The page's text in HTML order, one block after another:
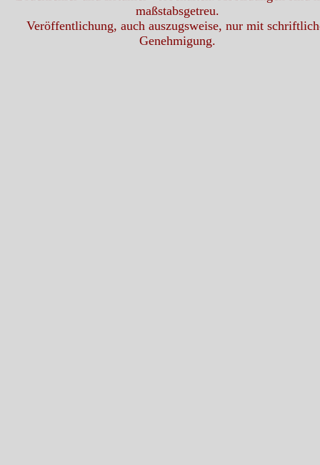
maßstabsgetreu.
Veröffentlichung, auch auszugsweise, nur mit
Genehmigung.